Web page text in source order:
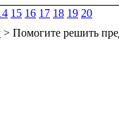
15 16 17 18 19 20
> Помогите решить